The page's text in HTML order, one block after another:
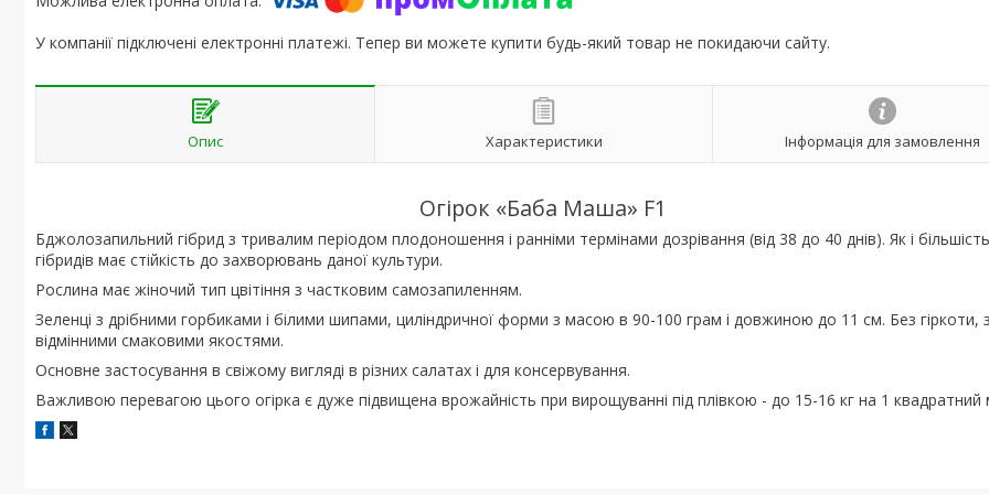
У компанії підключені електронні платежі. Тепер ви можете купити будь-який товар не покидаючи сайту.
Опис Характеристики Інформація для замовлення
Огірок «Баба Маша» F1
Бджолозапильний гібрид з тривалим періодом плодоношення і ранніми термінами дозрівання (від 38 до 40 днів). Як і більшість
гібридів має стійкість до захворювань даної культури.
Рослина має жіночий тип цвітіння з частковим самозапиленням.
Зеленці з дрібними горбиками і білими шипами, циліндричної форми з масою в 90-100 грам і довжиною до 11 см. Без гіркоти, з
відмінними смаковими якостями.
Основне застосування в свіжому вигляді в різних салатах і для консервування.
Важливою перевагою цього огірка є дуже підвищена врожайність при вирощуванні під плівкою - до 15-16 кг на 1 квадратний